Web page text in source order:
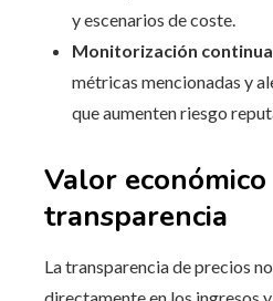
y escenarios de coste.
Monitorización continua
métricas mencionadas y
que aumenten riesgo
Valor
transparencia
La transparencia de precios